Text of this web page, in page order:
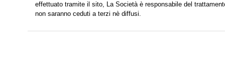
effettuato tramite il sito, La Società è responsabile del
non saranno ceduti a terzi nè diffusi.